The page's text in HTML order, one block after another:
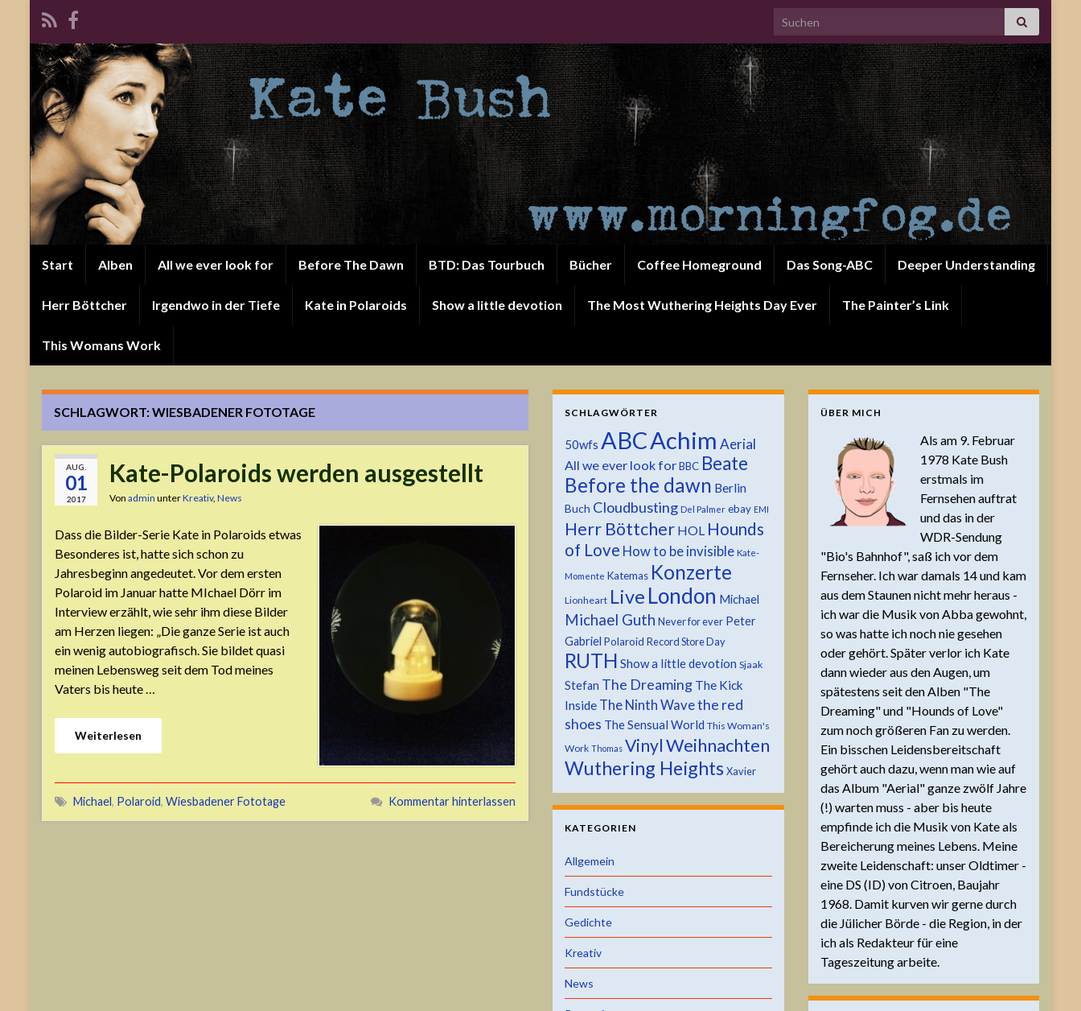
Search for:
Start Alben All we ever look for Before The Dawn BTD: Das Tourbuch Bücher Coffee Homeground Das Song-ABC Deeper Understanding
Herr Böttcher Irgendwo in der Tiefe Kate in Polaroids Show a little devotion The Most Wuthering Heights Day Ever The Painter’s Link
This Womans Work
SCHLAGWORT:WIESBADENER FOTOTAGE
AUG.
01
2017
Kate-Polaroids werden ausgestellt
Von admin unterKreativ, News
Dass die Bilder-Serie Kate in Polaroids etwas
Besonderes ist, hatte sich schon zu
Jahresbeginn angedeutet. Vor dem ersten
Polaroid im Januar hatte MIchael Dörr im
Interview erzählt, wie sehr ihm diese Bilder
am Herzen liegen: „Die ganze Serie ist auch
ein wenig autobiografisch. Sie bildet quasi
meinen Lebensweg seit dem Tod meines
Vaters bis heute …
Weiterlesen
Michael, Polaroid, Wiesbadener Fototage Kommentar hinterlassen
SCHLAGWÖRTER
50wfs ABCAchim Aerial
All we ever look forBBC Beate
Before the dawn Berlin
Buch Cloudbusting Del Palmer ebay EMI
Herr Böttcher HOL Hounds
of Love How to be invisible Kate-
Momente Katemas Konzerte
Lionheart Live London Michael
Michael Guth Never for ever Peter
Gabriel Polaroid Record Store Day
RUTH Show a little devotion Sjaak
Stefan The Dreaming The Kick
Inside The Ninth Wavethe red
shoes The Sensual World This Woman's
Work Thomas VinylWeihnachten
Wuthering Heights Xavier
KATEGORIEN
Allgemein
Fundstücke
Gedichte
Kreativ
News
ÜBER MICH
Als am 9. Februar
1978 Kate Bush
erstmals im
Fernsehen auftrat
und das in der
WDR-Sendung
"Bio's Bahnhof", saß ich vor dem
Fernseher. Ich war damals 14 und kam
aus dem Staunen nicht mehr heraus -
ich war die Musik von Abba gewohnt,
so was hatte ich noch nie gesehen
oder gehört. Später verlor ich Kate
dann wieder aus den Augen, um
spätestens seit den Alben "The
Dreaming" und "Hounds of Love"
zum noch größeren Fan zu werden.
Ein bisschen Leidensbereitschaft
gehört auch dazu, wenn man wie auf
das Album "Aerial" ganze zwölf Jahre
(!) warten muss - aber bis heute
empfinde ich die Musik von Kate als
Bereicherung meines Lebens. Meine
zweite Leidenschaft: unser Oldtimer -
eine DS (ID) von Citroen, Baujahr
1968. Damit kurven wir gerne durch
die Jülicher Börde - die Region, in der
ich als Redakteur für eine
Tageszeitung arbeite.